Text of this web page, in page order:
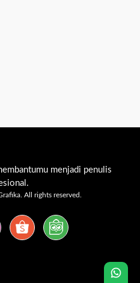
menjadi penulis
All rights reserved.